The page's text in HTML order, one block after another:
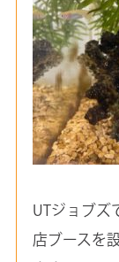
UTジョブズ
店ブースを